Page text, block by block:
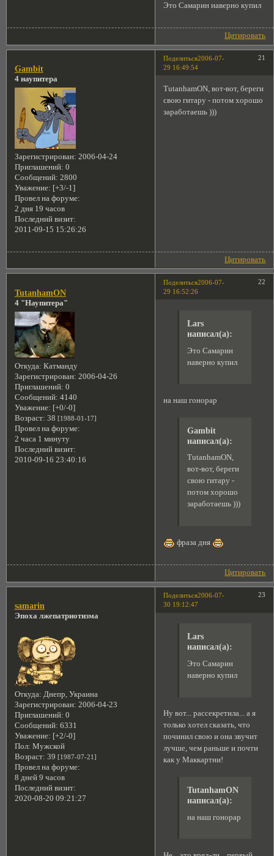
Это Самарин наверно купил
Цитировать
Поделиться 21
2006-07-
29 16:49:54
Gambit
4 наупитера
Зарегистрирован: 2006-04-24
Приглашений: 0
Сообщений: 2800
Уважение: [+3/-1]
Провел на форуме:
2 дня 19 часов
Последний визит:
2011-09-15 15:26:26
TutanhamON, вот-вот, береги
свою гитару - потом хорошо
заработаешь )))
Цитировать
Поделиться 22
2006-07-
29 16:52:26
TutanhamON
4 "Наупитера"
Откуда: Катманду
Зарегистрирован: 2006-04-26
Приглашений: 0
Сообщений: 4140
Уважение: [+0/-0]
Возраст: 38 [1988-01-17]
Провел на форуме:
2 часа 1 минуту
Последний визит:
2010-09-16 23:40:16
Lars
написал(а):
Это Самарин
наверно купил
на наш гонорар
Gambit
написал(а):
TutanhamON,
вот-вот, береги
свою гитару -
потом хорошо
заработаешь )))
фраза дня
Цитировать
Поделиться 23
2006-07-
30 19:12:47
samarin
Эпоха лжепатриотизма
Откуда: Днепр, Украина
Зарегистрирован: 2006-04-23
Приглашений: 0
Сообщений: 6331
Уважение: [+2/-0]
Пол: Мужской
Возраст: 39 [1987-07-21]
Провел на форуме:
8 дней 9 часов
Последний визит:
2020-08-20 09:21:27
Lars
написал(а):
Это Самарин
наверно купил
Ну вот... рассекретила... а я
только хотел сказать, что
починил свою и она звучит
лучше, чем раньше и почти
как у Маккартни!
TutanhamON
написал(а):
на наш гонорар